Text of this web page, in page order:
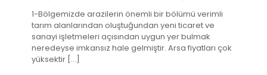
1-Bölgemizde arazilerin önemli bir bölümü verimli
tarım alanlarından oluştuğundan yeni ticaret ve
sanayi işletmeleri açısından uygun yer bulmak
neredeyse imkansız hale gelmiştir. Arsa fiyatları çok
yüksektir […]